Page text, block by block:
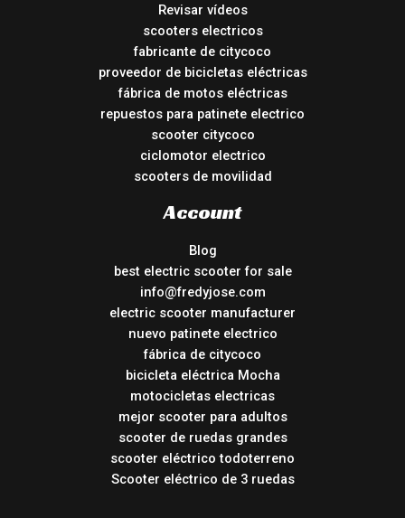
Revisar vídeos
scooters electricos
fabricante de citycoco
proveedor de bicicletas eléctricas
fábrica de motos eléctricas
repuestos para patinete electrico
scooter citycoco
ciclomotor electrico
scooters de movilidad
Account
Blog
best electric scooter for sale
info@fredyjose.com
electric scooter manufacturer
nuevo patinete electrico
fábrica de citycoco
bicicleta eléctrica Mocha
motocicletas electricas
mejor scooter para adultos
scooter de ruedas grandes
scooter eléctrico todoterreno
Scooter eléctrico de 3 ruedas